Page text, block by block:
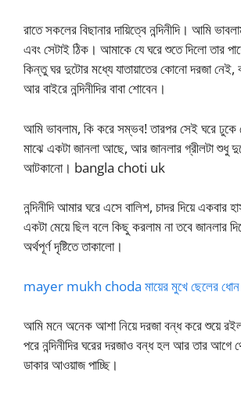
রাতে সকলের বিছানার দায়িত্বে নন্দিনীদি। আমি
এবং সেটাই ঠিক। আমাকে যে ঘরে শুতে দিলো তার
কিন্তু ঘর দুটোর মধ্যে যাতায়াতের কোনো দরজা নেই,
আর বাইরে নন্দিনীদির বাবা শোবেন।
আমি ভাবলাম, কি করে সম্ভব! তারপর সেই ঘরে ঢুকে
মাঝে একটা জানলা আছে, আর জানলার গ্রীলটা শুধু
আটকানো। bangla choti uk
নন্দিনীদি আমার ঘরে এসে বালিশ, চাদর দিয়ে একবার
একটা মেয়ে ছিল বলে কিছু করলাম না তবে জানলার
অর্থপূর্ণ দৃষ্টিতে তাকালো।
mayer mukh choda মায়ের মুখে ছেলের
আমি মনে অনেক আশা নিয়ে দরজা বন্ধ করে শুয়ে
পরে নন্দিনীদির ঘরের দরজাও বন্ধ হল আর তার আগে
ডাকার আওয়াজ পাচ্ছি।